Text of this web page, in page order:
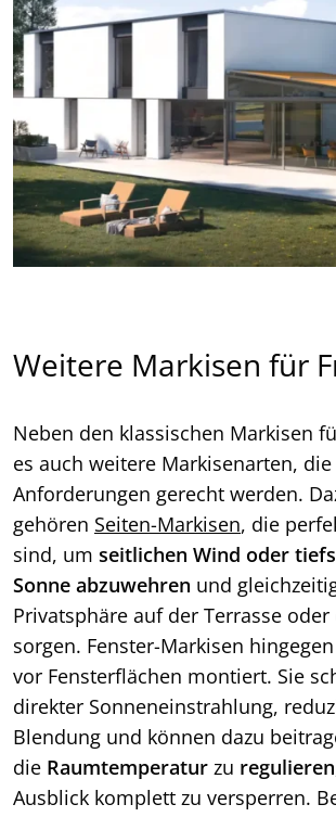
Weitere Markisen für
Neben den klassischen Markisen
es auch weitere Markisenarten,
Anforderungen gerecht werden.
gehören Seiten-Markisen, die
sind, um seitlichen Wind oder
Sonne abzuwehren und
Privatsphäre auf der Terrasse
sorgen. Fenster-Markisen
vor Fensterflächen montiert. Sie
direkter Sonneneinstrahlung,
Blendung und können dazu
die Raumtemperatur zu regulieren
Ausblick komplett zu versperren.